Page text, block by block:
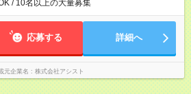
ば1現場4～8時間勤務もあり ☆週3～勤務
終わっても日給全額保証！ ☆ご希望の方は
可能！
/ 10名以上の大量募集
応募する 詳細へ
元企業名 株式会社アシスト